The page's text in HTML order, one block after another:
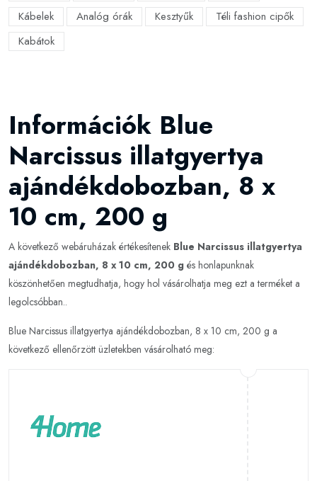
Kábelek
Analóg órák Kesztyűk
Téli fashion cipők
Kabátok
Információk Blue
Narcissus illatgyertya
ajándékdobozban, 8 x
10 cm, 200 g
A következő webáruházak értékesítenek Blue Narcissus illatgyertya
ajándékdobozban, 8 x 10 cm, 200 g és honlapunknak
köszönhetően megtudhatja, hogy hol vásárolhatja meg ezt a terméket a
legolcsóbban..
Blue Narcissus illatgyertya ajándékdobozban, 8 x 10 cm, 200 g a
következő ellenőrzött üzletekben vásárolható meg: